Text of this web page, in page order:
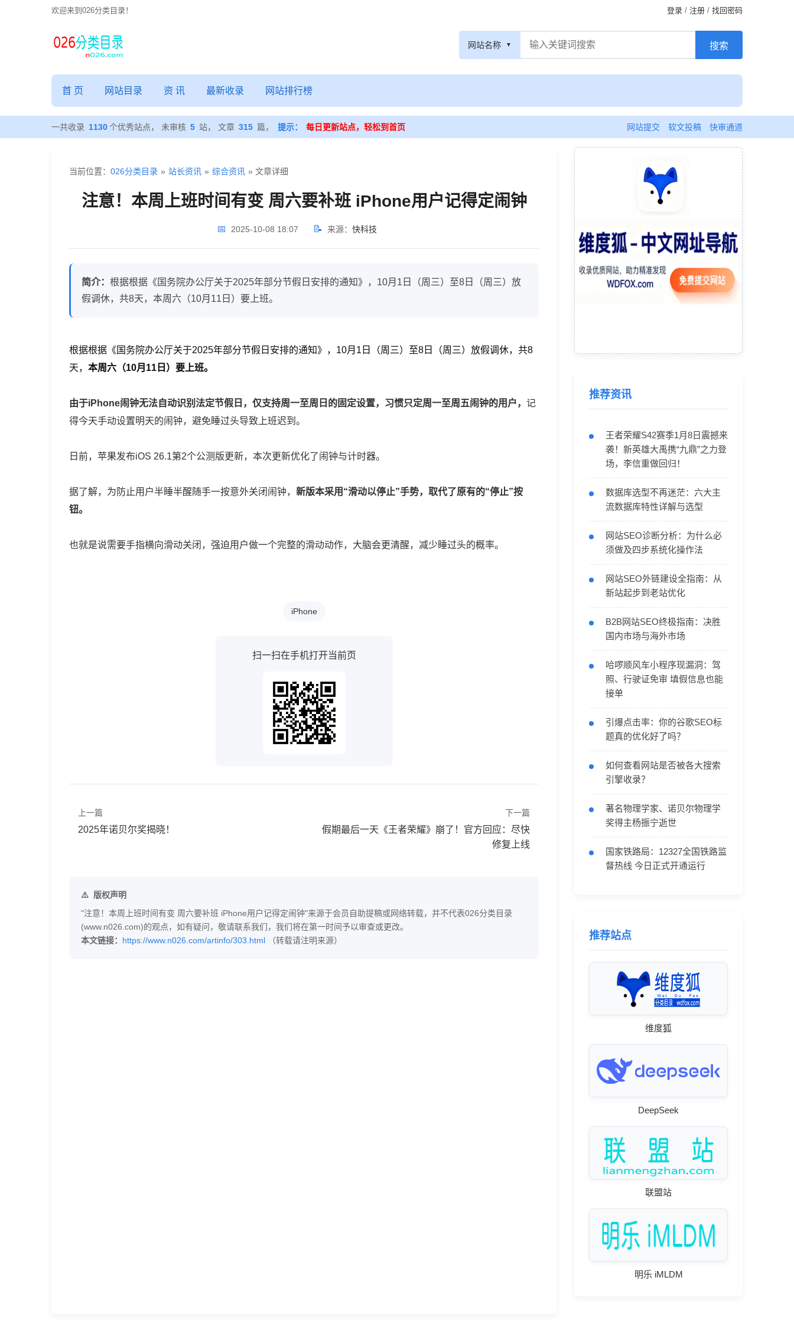
欢迎来到026分类目录！ 登录 / 注册 / 找回密码
意！
本
间
要
iPhone
用
网站名称
首 页 网站目录 资 讯 最新收录 网站排行榜
一共收录 1130个优秀站点， 未审核 5 站， 文章 315 篇， 提示： 每日更新站点，轻松到首页 网站提交 软文投稿 快审通道
当前位置： 026分类目录 » 站长资讯 » 综合资讯 » 文章详细
注意！本周上班时间有变 周六要补班 iPhone用户记得定闹钟
📅 2025-10-08 18:07 📝 来源： 快科技
简介： 根据根据《国务院办公厅关于2025年部分节假日安排的通知》，10月1日（周三）至8日（周三）放
假调休，共8天，本周六（10月11日）要上班。
根据根据《国务院办公厅关于2025年部分节假日安排的通知》，10月1日（周三）至8日（周三）放假调休，共8
天， 本周六（10月11日）要上班。
由于iPhone闹钟无法自动识别法定节假日，仅支持周一至周日的固定设置，习惯只定周一至周五闹钟的用户， 记
得今天手动设置明天的闹钟，避免睡过头导致上班迟到。
日前，苹果发布iOS 26.1第2个公测版更新，本次更新优化了闹钟与计时器。
据了解，为防止用户半睡半醒随手一按意外关闭闹钟， 新版本采用“滑动以停止”手势，取代了原有的“停止”按
钮。
也就是说需要手指横向滑动关闭，强迫用户做一个完整的滑动动作，大脑会更清醒，减少睡过头的概率。
iPhone
扫一扫在手机打开当前页
上一篇
2025年诺贝尔奖揭晓！
下一篇
假期最后一天《王者荣耀》崩了！官方回应：尽快
修复上线
版权声明
"注意！本周上班时间有变 周六要补班 iPhone用户记得定闹钟"来源于会员自助提稿或网络转载，并不代表026分类目录
(www.n026.com)的观点，如有疑问，敬请联系我们，我们将在第一时间予以审查或更改。
本文链接： https://www.n026.com/artinfo/303.html （转载请注明来源）
推荐资讯
王者荣耀S42赛季1月8日震撼来
袭！新英雄大禹携“九鼎”之力登
场，李信重做回归！
数据库选型不再迷茫：六大主
流数据库特性详解与选型
网站SEO诊断分析：为什么必
须做及四步系统化操作法
网站SEO外链建设全指南：从
新站起步到老站优化
B2B网站SEO终极指南：决胜
国内市场与海外市场
哈啰顺风车小程序现漏洞：驾
照、行驶证免审 填假信息也能
接单
引爆点击率：你的谷歌SEO标
题真的优化好了吗？
如何查看网站是否被各大搜索
引擎收录？
著名物理学家、诺贝尔物理学
奖得主杨振宁逝世
国家铁路局：12327全国铁路监
督热线 今日正式开通运行
推荐站点
维度狐
DeepSeek
联盟站
明乐 iMLDM